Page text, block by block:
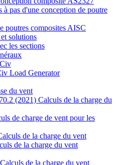
à pas d'une conception de poutre
poutres composites AISC
solutions
les sections
Load Generator
du vent
(2021) Calculs de la charge du
de charge de vent pour les
de la charge du vent
de la charge du vent
de la charge du vent